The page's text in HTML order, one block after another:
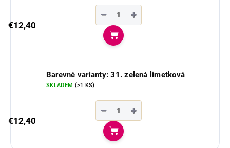
€12,40
+
−
Do košíka
Barevné varianty: 31. zelená limetková
SKLADEM (>1 KS)
€12,40
+
−
Do košíka